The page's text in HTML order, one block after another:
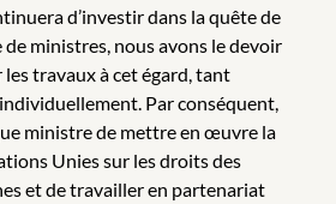
d’investir dans la quête de
ministres, nous avons le devoir
travaux à cet égard, tant
Par conséquent,
ministre de mettre en œuvre la
Unies sur les droits des
et de travailler en partenariat